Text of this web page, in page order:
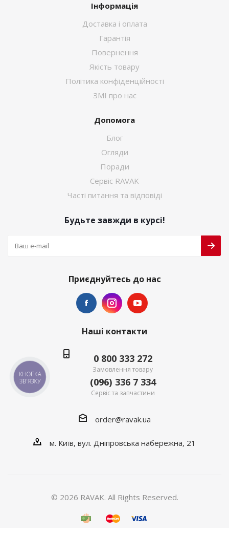
Інформація
Доставка і оплата
Гарантія
Повернення
Якість товару
Політика конфіденційності
ЗМІ про нас
Допомога
Блог
Огляди
Поради
Сервіс RAVAK
Часті питання та відповіді
Будьте завжди в курсі!
Приєднуйтесь до нас
Наші контакти
0 800 333 272
Замовлення товару
(096) 336 7 334
Сервіс та запчастини
order@ravak.ua
м. Київ, вул. Дніпровська набережна, 21
© 2026 RAVAK. All Rights Reserved.
КНОПКА
ЗВ'ЯЗКУ